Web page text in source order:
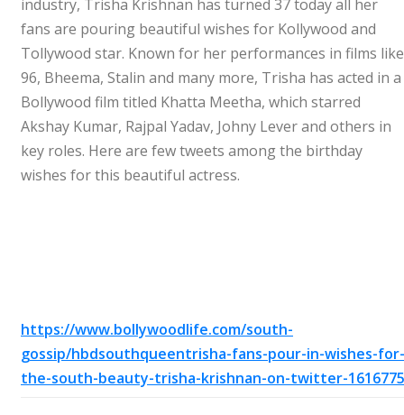
industry, Trisha Krishnan has turned 37 today all her
fans are pouring beautiful wishes for Kollywood and
Tollywood star. Known for her performances in films like
96, Bheema, Stalin and many more, Trisha has acted in a
Bollywood film titled Khatta Meetha, which starred
Akshay Kumar, Rajpal Yadav, Johny Lever and others in
key roles. Here are few tweets among the birthday
wishes for this beautiful actress.
https://www.bollywoodlife.com/south-
gossip/hbdsouthqueentrisha-fans-pour-in-wishes-for-
the-south-beauty-trisha-krishnan-on-twitter-